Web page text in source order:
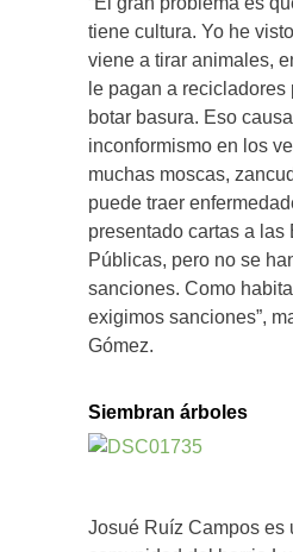
tiene cultura. Yo he
viene a tirar animales,
le pagan a recicladores
botar basura. Eso
inconformismo en los
muchas moscas,
puede traer
presentado cartas a las
Públicas, pero no se
sanciones. Como
exigimos sanciones”,
Gómez.
Siembran árboles
Josué Ruíz Campos es